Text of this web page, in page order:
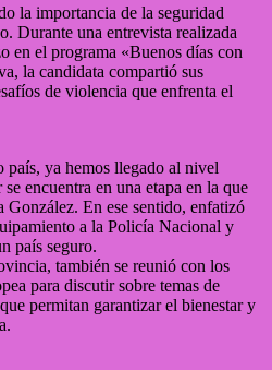
la importancia de la seguridad
Durante una entrevista realizada
en el programa «Buenos días con
la candidata compartió sus
de violencia que enfrenta el
país, ya hemos llegado al nivel
encuentra en una etapa en la que
González. En ese sentido, enfatizó
a la Policía Nacional y
país seguro.
también se reunió con los
para discutir sobre temas de
permitan garantizar el bienestar y